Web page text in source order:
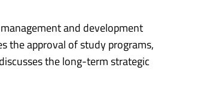
and development
the approval of study programs,
the long-term strategic